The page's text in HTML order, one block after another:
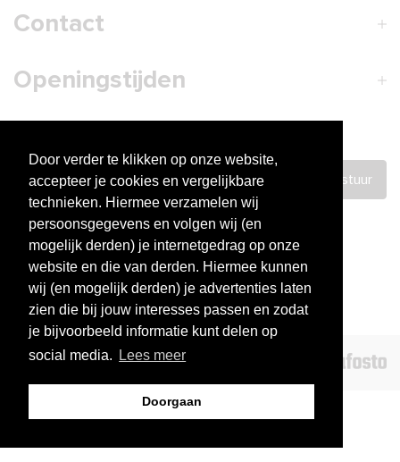
Door verder te klikken op onze website,
accepteer je cookies en vergelijkbare
technieken. Hiermee verzamelen wij
persoonsgegevens en volgen wij (en
mogelijk derden) je internetgedrag op onze
website en die van derden. Hiermee kunnen
wij (en mogelijk derden) je advertenties laten
zien die bij jouw interesses passen en zodat
je bijvoorbeeld informatie kunt delen op
social media.
Lees meer
Doorgaan
Contact
Openingstijden
Verstuur
The building blocks ofgreat hair
Performancebased producten
Eco-friendly &Cruelty-free
© 2026 - Bookies Salon Portal.